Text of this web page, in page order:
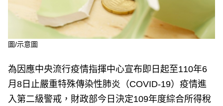
圖/示意圖
為因應中央流行疫情指揮中心宣布即日起至110年6
月8日止嚴重特殊傳染性肺炎（COVID-19）疫情進
入第二級警戒，財政部今日決定109年度綜合所得稅